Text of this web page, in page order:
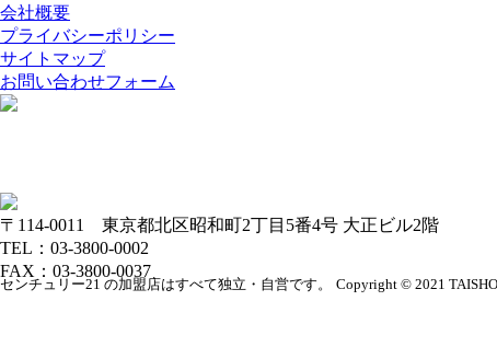
会社概要
プライバシーポリシー
サイトマップ
お問い合わせフォーム
〒114-0011 東京都北区昭和町2丁目5番4号 大正ビル2階
TEL：03-3800-0002
FAX：03-3800-0037
センチュリー21 の加盟店はすべて独立・自営です。 Copyright © 2021